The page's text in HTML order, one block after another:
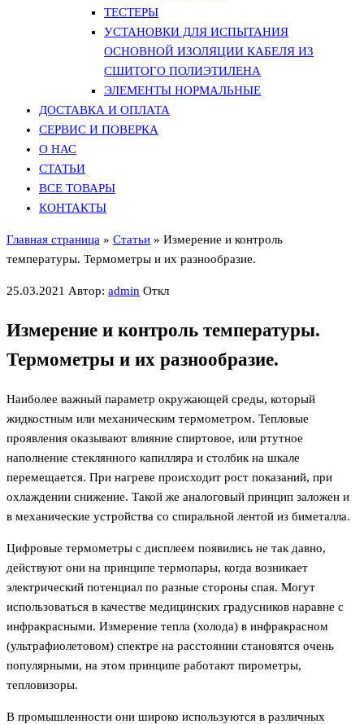
ТЕСТЕРЫ
УСТАНОВКИ ДЛЯ ИСПЫТАНИЯ
ОСНОВНОЙ ИЗОЛЯЦИИ КАБЕЛЯ ИЗ
СШИТОГО ПОЛИЭТИЛЕНА
ЭЛЕМЕНТЫ НОРМАЛЬНЫЕ
ДОСТАВКА И ОПЛАТА
СЕРВИС И ПОВЕРКА
О НАС
СТАТЬИ
ВСЕ ТОВАРЫ
КОНТАКТЫ
Главная страница » Статьи » Измерение и контроль
температуры. Термометры и их разнообразие.
25.03.2021 Автор: admin Откл
Измерение и контроль температуры.
Термометры и их разнообразие.
Наиболее важный параметр окружающей среды, который
жидкостным или механическим термометром. Тепловые
проявления оказывают влияние спиртовое, или ртутное
наполнение стеклянного капилляра и столбик на шкале
перемещается. При нагреве происходит рост показаний, при
охлаждении снижение. Такой же аналоговый принцип заложен и
в механические устройства со спиральной лентой из биметалла.
Цифровые термометры с дисплеем появились не так давно,
действуют они на принципе термопары, когда возникает
электрический потенциал по разные стороны спая. Могут
использоваться в качестве медицинских градусников наравне с
инфракрасными. Измерение тепла (холода) в инфракрасном
(ультрафиолетовом) спектре на расстоянии становятся очень
популярными, на этом принципе работают пирометры,
тепловизоры.
В промышленности они широко используются в различных